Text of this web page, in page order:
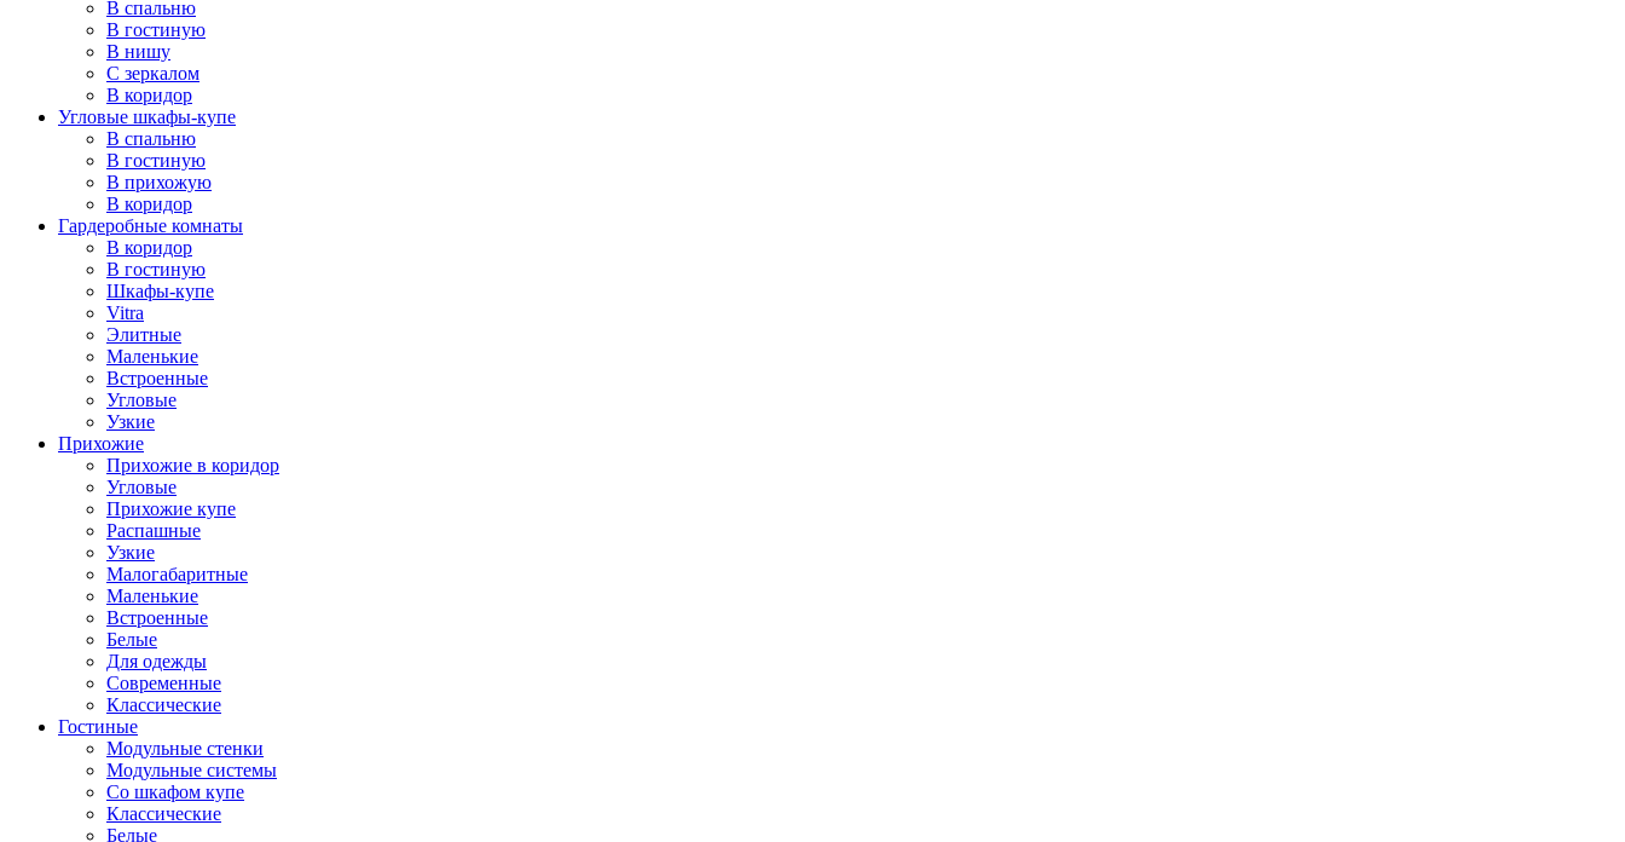
В спальню
В гостиную
В нишу
С зеркалом
В коридор
Угловые шкафы-купе
В спальню
В гостиную
В прихожую
В коридор
Гардеробные комнаты
В коридор
В гостиную
Шкафы-купе
Vitra
Элитные
Маленькие
Встроенные
Угловые
Узкие
Прихожие
Прихожие в коридор
Угловые
Прихожие купе
Распашные
Узкие
Малогабаритные
Маленькие
Встроенные
Белые
Для одежды
Современные
Классические
Гостиные
Модульные стенки
Модульные системы
Со шкафом купе
Классические
Белые